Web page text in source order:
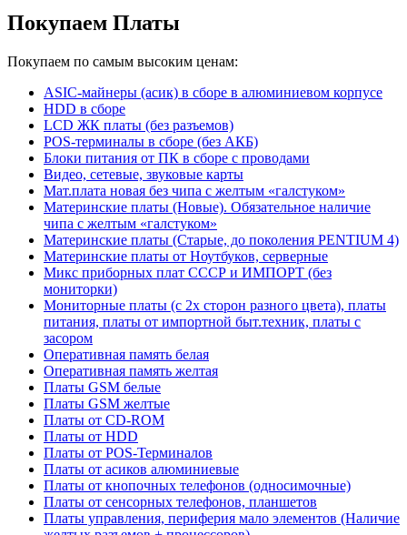
Покупаем Платы
Покупаем по самым высоким ценам:
ASIC-майнеры (асик) в сборе в алюминиевом корпусе
HDD в сборе
LCD ЖК платы (без разъемов)
POS-терминалы в сборе (без АКБ)
Блоки питания от ПК в сборе с проводами
Видео, сетевые, звуковые карты
Мат.плата новая без чипа с желтым «галстуком»
Материнские платы (Новые). Обязательное наличие
чипа с желтым «галстуком»
Материнские платы (Старые, до поколения PENTIUM 4)
Материнские платы от Ноутбуков, серверные
Микс приборных плат СССР и ИМПОРТ (без
мониторки)
Мониторные платы (с 2х сторон разного цвета), платы
питания, платы от импортной быт.техник, платы с
засором
Оперативная память белая
Оперативная память желтая
Платы GSM белые
Платы GSM желтые
Платы от CD-ROM
Платы от HDD
Платы от POS-Терминалов
Платы от асиков алюминиевые
Платы от кнопочных телефонов (односимочные)
Платы от сенсорных телефонов, планшетов
Платы управления, периферия мало элементов (Наличие